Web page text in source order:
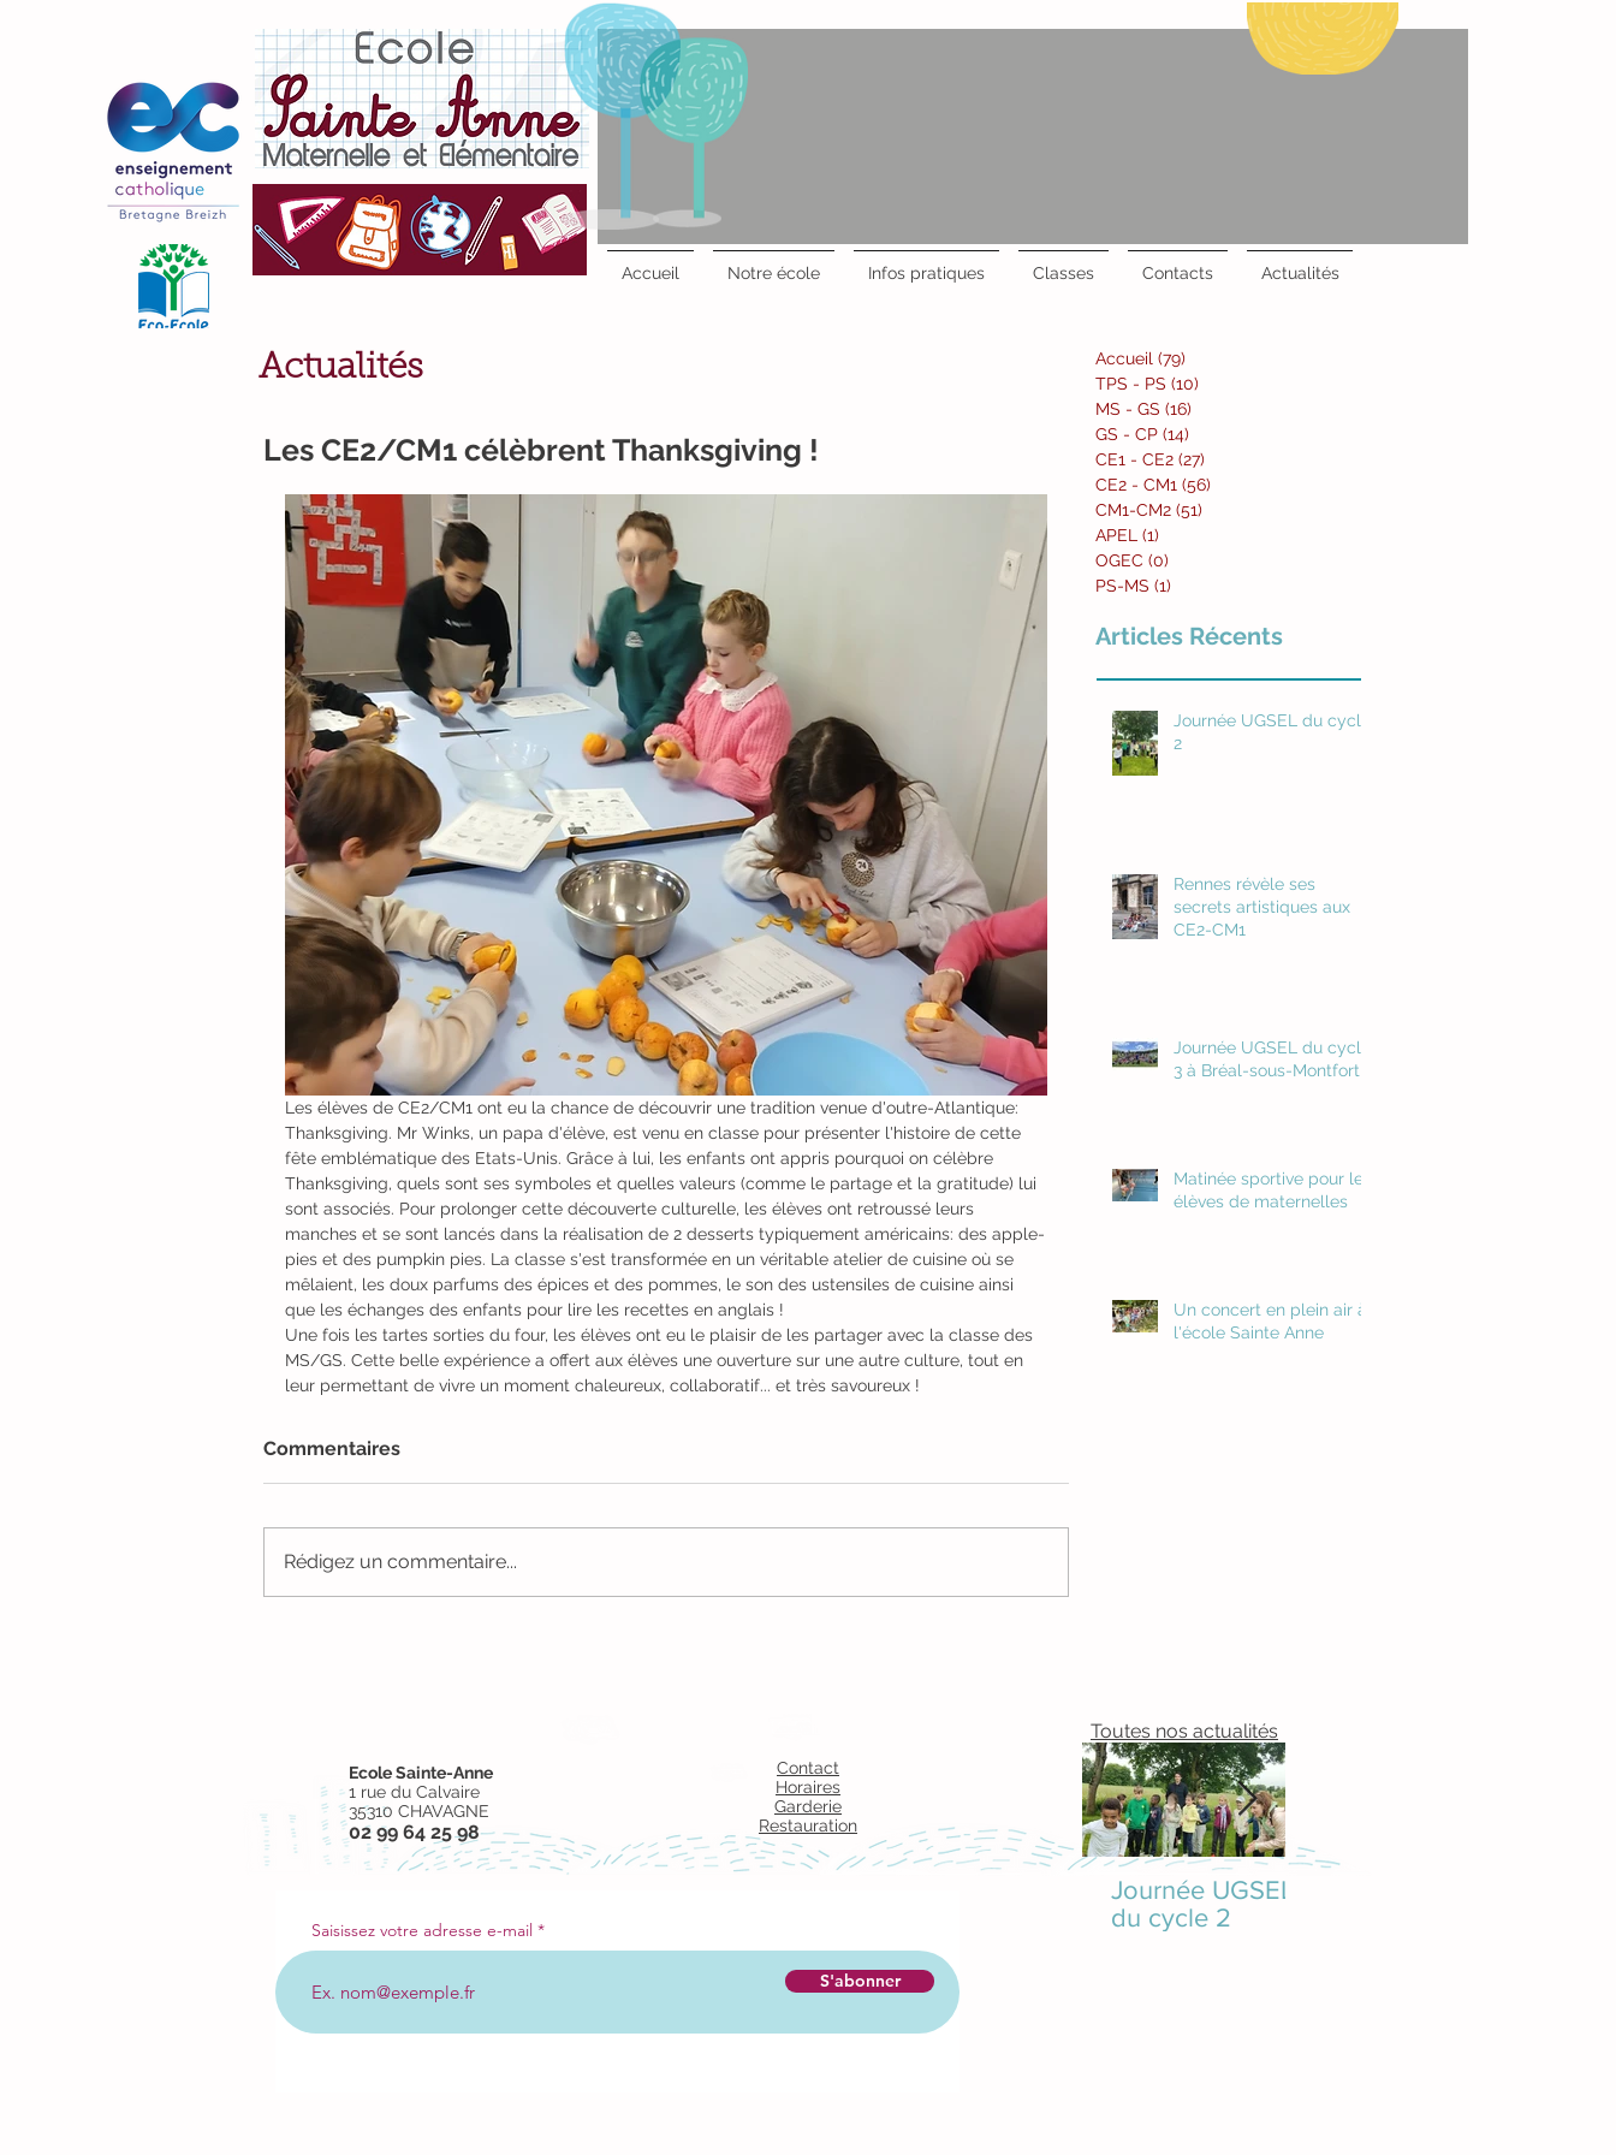
Accueil Notre école Infos pratiques Classes Contacts Actualités
Actualités
Les CE2/CM1 célèbrent Thanksgiving !
Les élèves de CE2/CM1 ont eu la chance de découvrir une tradition venue d'outre-Atlantique:
Thanksgiving. Mr Winks, un papa d'élève, est venu en classe pour présenter l'histoire de cette
fête emblématique des Etats-Unis. Grâce à lui, les enfants ont appris pourquoi on célèbre
Thanksgiving, quels sont ses symboles et quelles valeurs (comme le partage et la gratitude) lui
sont associés. Pour prolonger cette découverte culturelle, les élèves ont retroussé leurs
manches et se sont lancés dans la réalisation de 2 desserts typiquement américains: des apple-
pies et des pumpkin pies. La classe s'est transformée en un véritable atelier de cuisine où se
mêlaient, les doux parfums des épices et des pommes, le son des ustensiles de cuisine ainsi
que les échanges des enfants pour lire les recettes en anglais !
Une fois les tartes sorties du four, les élèves ont eu le plaisir de les partager avec la classe des
MS/GS. Cette belle expérience a offert aux élèves une ouverture sur une autre culture, tout en
leur permettant de vivre un moment chaleureux, collaboratif... et très savoureux !
Commentaires
Rédigez un commentaire...
Accueil (79)
TPS - PS (10)
MS - GS (16)
GS - CP (14)
CE1 - CE2 (27)
CE2 - CM1 (56)
CM1-CM2 (51)
APEL (1)
OGEC (0)
PS-MS (1)
Articles Récents
Journée UGSEL du cycle
2
Rennes révèle ses
secrets artistiques aux
CE2-CM1
Journée UGSEL du cycle
3 à Bréal-sous-Montfort
Matinée sportive pour les
élèves de maternelles
Un concert en plein air à
l'école Sainte Anne
Ecole Sainte-Anne
1 rue du Calvaire
35310 CHAVAGNE​
02 99 64 25 98
Contact
Horaires
Garderie
Restauration
Journée UGSEL
du cycle 2
Toutes nos actualités
Saisissez votre adresse e-mail
S'abonner